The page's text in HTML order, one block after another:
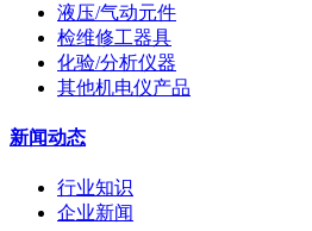
液压/气动元件
检维修工器具
化验/分析仪器
其他机电仪产品
新闻动态
行业知识
企业新闻